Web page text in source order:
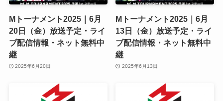
Mトーナメント2025｜6月
20日（金）放送予定・ライ
ブ配信情報・ネット無料中
継
2025年6月20日
Mトーナメント2025｜6月
13日（金）放送予定・ライ
ブ配信情報・ネット無料中
継
2025年6月13日